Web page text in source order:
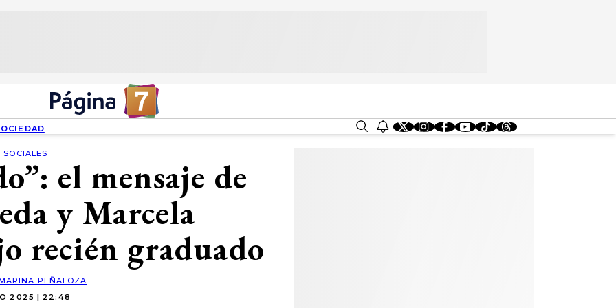
SOCIALES
el mensaje de
y Marcela
recién graduado
PEÑALOZA
2025 | 22:48